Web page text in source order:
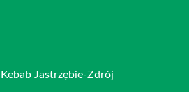
Kebab Jastrzębie-Zdrój